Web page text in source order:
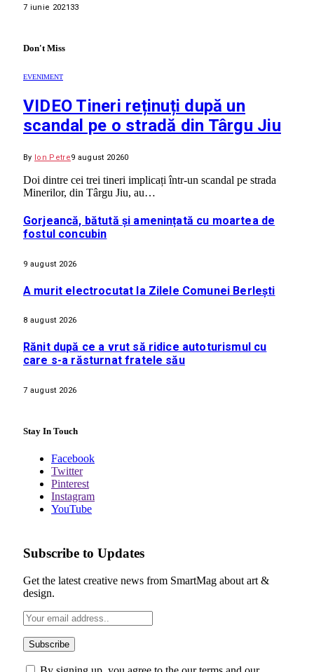
7 iunie 2021 33
Don't Miss
EVENIMENT
VIDEO Tineri reținuți după un
scandal pe o stradă din Târgu Jiu
By Ion Petre9 august 20260
Doi dintre cei trei tineri implicați într-un scandal pe strada
Minerilor, din Târgu Jiu, au…
Gorjeancă, bătută și amenințată cu moartea de
fostul concubin
9 august 2026
A murit electrocutat la Zilele Comunei Berlești
8 august 2026
Rănit după ce a vrut să ridice autoturismul cu
care s-a răsturnat fratele său
7 august 2026
Stay In Touch
Facebook
Twitter
Pinterest
Instagram
YouTube
Subscribe to Updates
Get the latest creative news from SmartMag about art &
design.